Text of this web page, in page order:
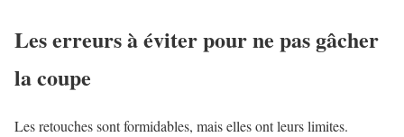
Les erreurs à éviter pour ne pas gâcher
la coupe
Les retouches sont formidables, mais elles ont leurs limites.